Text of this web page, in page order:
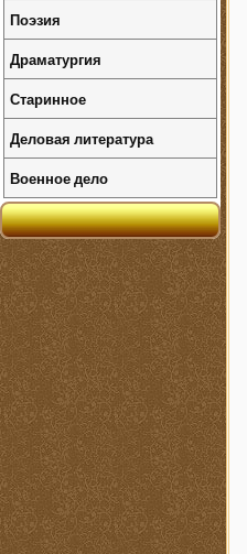
Поэзия
Драматургия
Старинное
Деловая литература
Военное дело